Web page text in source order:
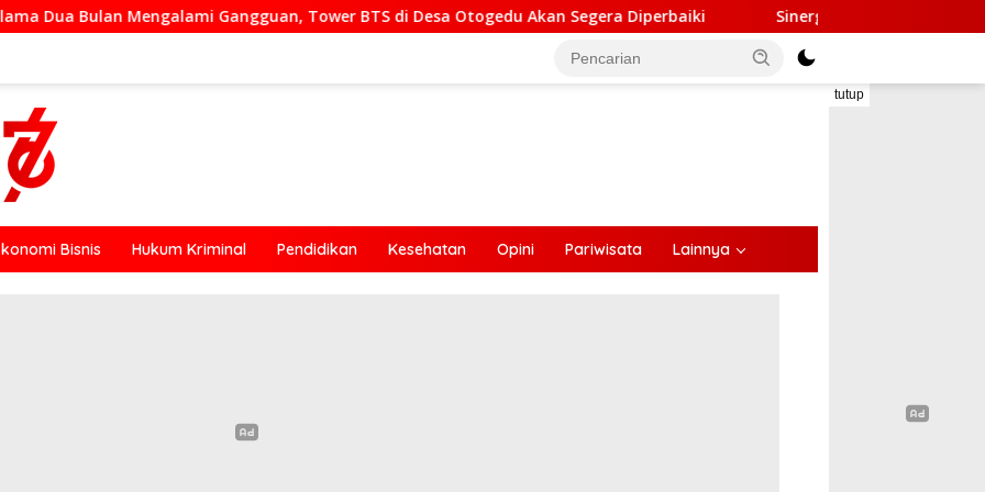
Gangguan, Tower BTS di Desa Otogedu Akan Segera Diperbaiki Sinergi Lintas Sektor, Satlantas Polres Ende
tutup
Bisnis Hukum Kriminal Pendidikan Kesehatan Opini Pariwisata Lainnya